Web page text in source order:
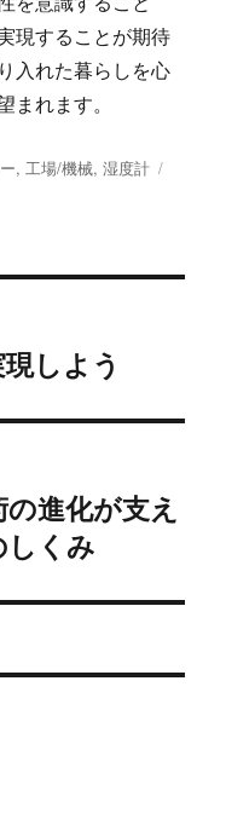
現することが期待
入れた暮らしを心
まれます。
, 工場/機械,湿度計
しよう
進化が支え
しくみ